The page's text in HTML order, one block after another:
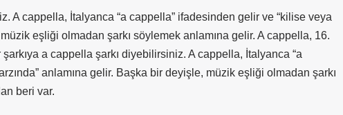
A cappella, İtalyanca “a cappella” ifadesinden gelir ve “kilise veya
eşliği olmadan şarkı söylemek anlamına gelir. A cappella, 16.
a cappella şarkı diyebilirsiniz. A cappella, İtalyanca “a
anlamına gelir. Başka bir deyişle, müzik eşliği olmadan şarkı
beri var.